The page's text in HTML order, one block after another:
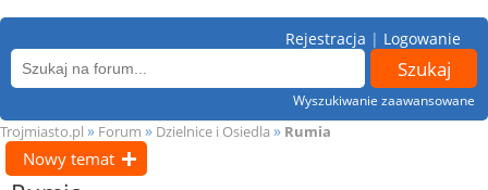
Wyszukiwanie zaawansowane
Rejestracja | Logowanie
Trojmiasto.pl » Forum » Dzielnice i Osiedla » Rumia
Nowy temat